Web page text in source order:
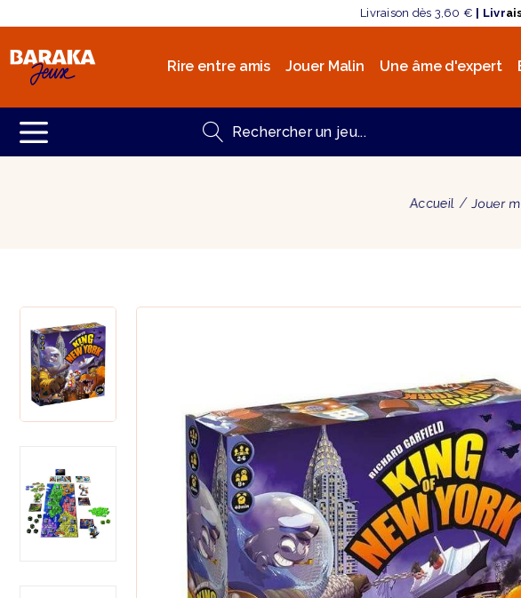
Livraison dès 3,60 € | Livr
Rire entre amis Jouer Malin Une âme d'expert
Accueil Jouer